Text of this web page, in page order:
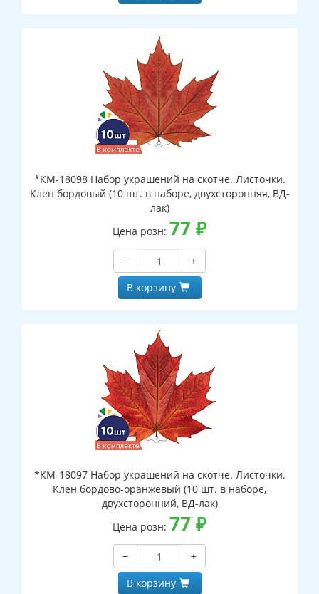
*КМ-18098 Набор украшений на скотче. Листочки.
Клен бордовый (10 шт. в наборе, двухсторонняя, ВД-
лак)
Цена розн: 77 ₽
−
+
В корзину
*КМ-18097 Набор украшений на скотче. Листочки.
Клен бордово-оранжевый (10 шт. в наборе,
двухсторонний, ВД-лак)
Цена розн: 77 ₽
−
+
В корзину